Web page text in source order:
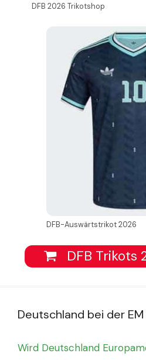
DFB 2026 Trikotshop
DFB-Auswärtstrikot 2026
DFB Trikots
Deutschland bei der
Wird Deutschland